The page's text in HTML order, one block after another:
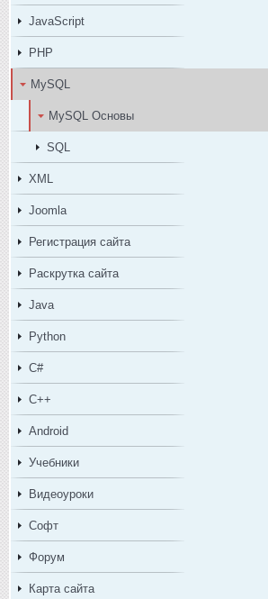
JavaScript
PHP
MySQL
MySQL Основы
SQL
XML
Joomla
Регистрация сайта
Раскрутка сайта
Java
Python
C#
C++
Android
Учебники
Видеоуроки
Софт
Форум
Карта сайта